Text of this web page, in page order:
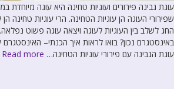
עוגת גבינה פירורים ועוגיות טחינה היא עוגה מיוחדת
שפירורי העוגה הן עוגיות הטחינה. הרי עוגיות טחינה
החג לשלב בין העוגיות לעוגה ויצאה עוגה פשוט
באינסטגרם נכון? בואו לראות איך הכנתי–
עוגת הגבינה עם פירורי עוגיות הטחינה… Read more »